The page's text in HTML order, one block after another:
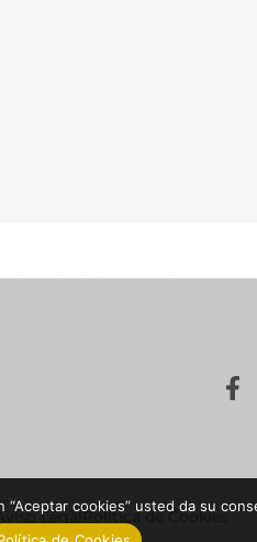
LegalPolítica de Cookies
cookies” usted da su